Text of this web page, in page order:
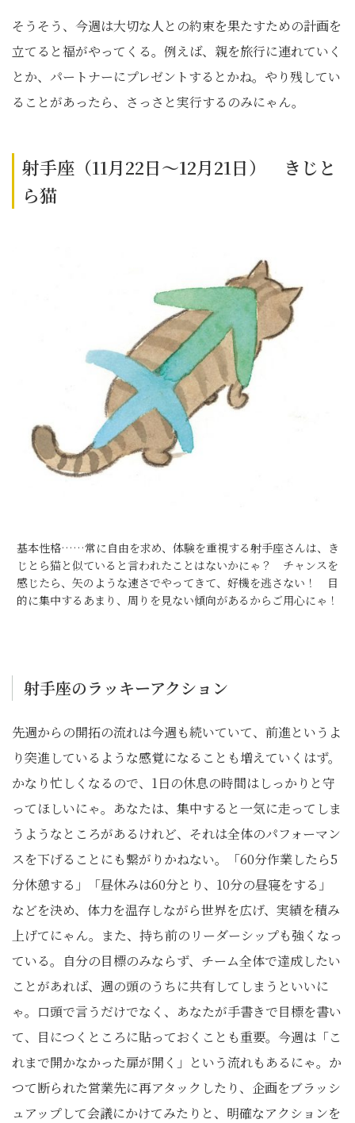
そうそう、今週は大切な人との約束を果たすための計画を
立てると福がやってくる。例えば、親を旅行に連れていく
とか、パートナーにプレゼントするとかね。やり残してい
ることがあったら、さっさと実行するのみにゃん。
射手座（11月22日～12月21日） きじと
ら猫
基本性格……常に自由を求め、体験を重視する射手座さんは、き
じとら猫と似ていると言われたことはないかにゃ？ チャンスを
感じたら、矢のような速さでやってきて、好機を逃さない！ 目
的に集中するあまり、周りを見ない傾向があるからご用心にゃ！
射手座のラッキーアクション
先週からの開拓の流れは今週も続いていて、前進というよ
り突進しているような感覚になることも増えていくはず。
かなり忙しくなるので、1日の休息の時間はしっかりと守
ってほしいにゃ。あなたは、集中すると一気に走ってしま
うようなところがあるけれど、それは全体のパフォーマン
スを下げることにも繋がりかねない。「60分作業したら5
分休憩する」「昼休みは60分とり、10分の昼寝をする」
などを決め、体力を温存しながら世界を広げ、実績を積み
上げてにゃん。また、持ち前のリーダーシップも強くなっ
ている。自分の目標のみならず、チーム全体で達成したい
ことがあれば、週の頭のうちに共有してしまうといいに
ゃ。口頭で言うだけでなく、あなたが手書きで目標を書い
て、目につくところに貼っておくことも重要。今週は「こ
れまで開かなかった扉が開く」という流れもあるにゃ。か
つて断られた営業先に再アタックしたり、企画をブラッシ
ュアップして会議にかけてみたりと、明確なアクションを